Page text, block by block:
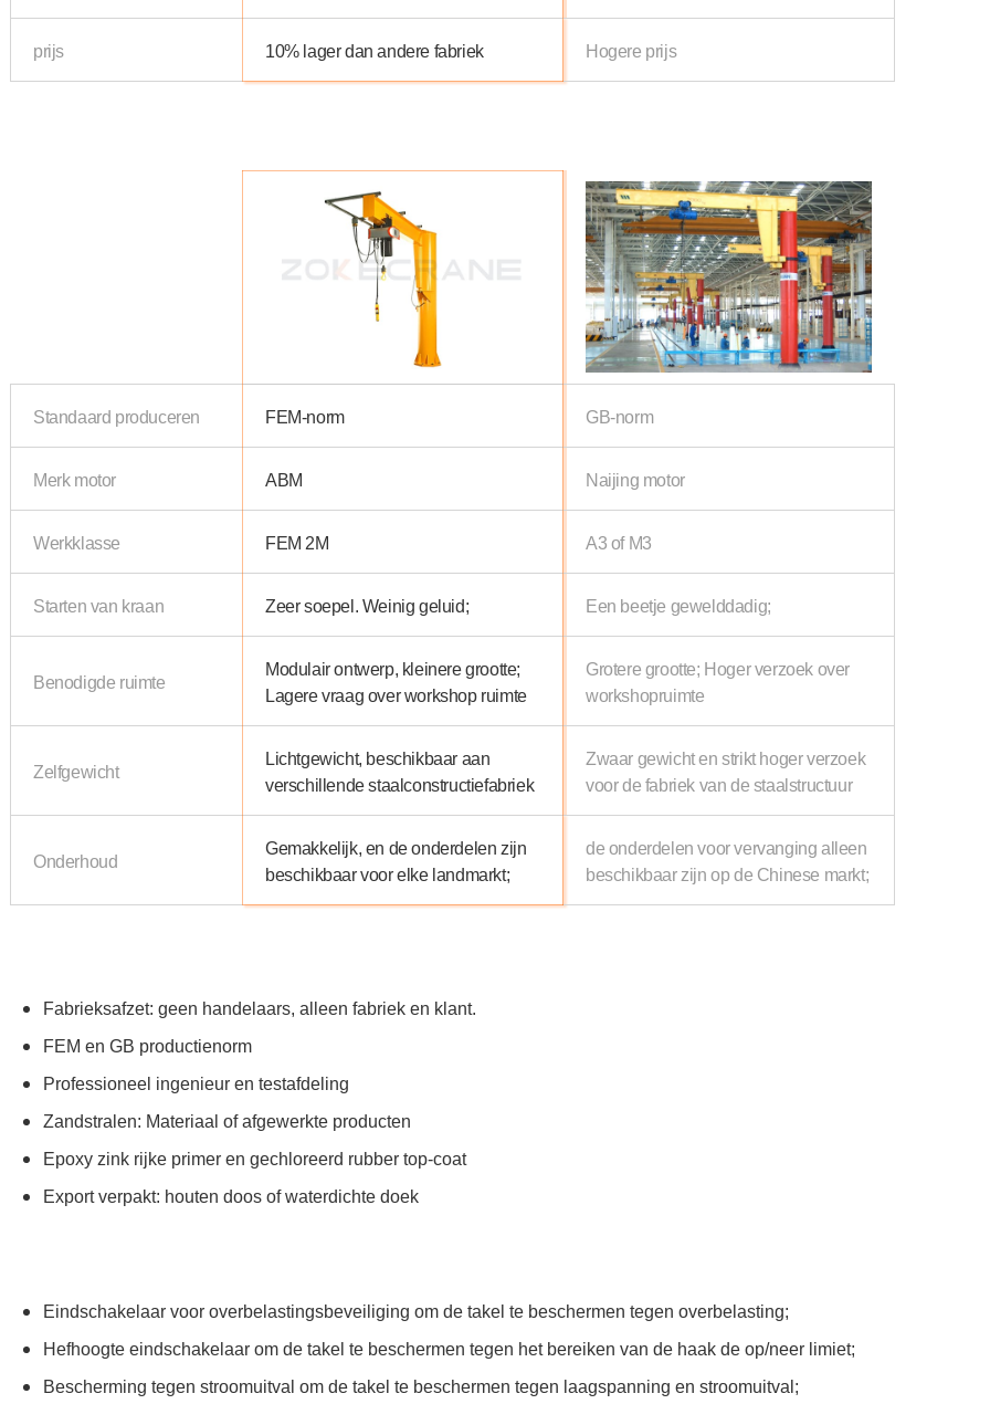
prijs 10% lager dan andere fabriek Hogere prijs
Standaard produceren FEM-norm GB-norm
Merk motor ABM Naijing motor
Werkklasse FEM 2M A3 of M3
Starten van kraan Zeer soepel. Weinig geluid; Een beetje gewelddadig;
Benodigde ruimte
Modulair ontwerp, kleinere grootte;
Lagere vraag over workshop ruimte
Grotere grootte; Hoger verzoek over
workshopruimte
Zelfgewicht
Lichtgewicht, beschikbaar aan
verschillende staalconstructiefabriek
Zwaar gewicht en strikt hoger verzoek
voor de fabriek van de staalstructuur
Onderhoud
Gemakkelijk, en de onderdelen zijn
beschikbaar voor elke landmarkt;
de onderdelen voor vervanging alleen
beschikbaar zijn op de Chinese markt;
Fabrieksafzet: geen handelaars, alleen fabriek en klant.
FEM en GB productienorm
Professioneel ingenieur en testafdeling
Zandstralen: Materiaal of afgewerkte producten
Epoxy zink rijke primer en gechloreerd rubber top-coat
Export verpakt: houten doos of waterdichte doek
Eindschakelaar voor overbelastingsbeveiliging om de takel te beschermen tegen overbelasting;
Hefhoogte eindschakelaar om de takel te beschermen tegen het bereiken van de haak de op/neer limiet;
Bescherming tegen stroomuitval om de takel te beschermen tegen laagspanning en stroomuitval;